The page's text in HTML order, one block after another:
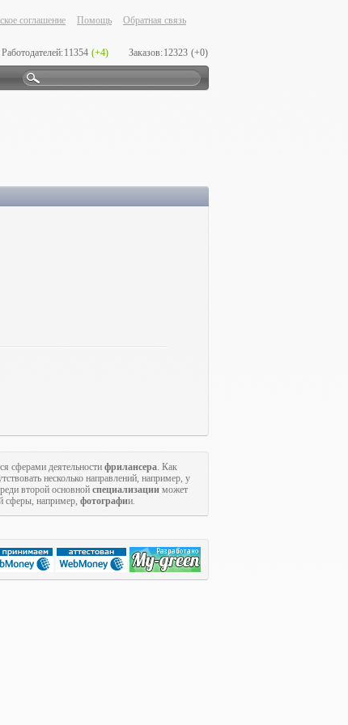
соглашение Помощь Обратная связь
Работодателей:11354 (+4) Заказов:12323 (+0)
сферами деятельности фрилансера. Как
несколько направлений, например, у
второй основной специализации может
сферы, например, фотографии.